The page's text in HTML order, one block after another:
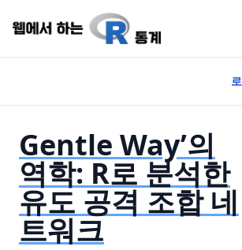
Gentle Way’의
역학: R로 분석한
유도 공격 조합 네
트워크